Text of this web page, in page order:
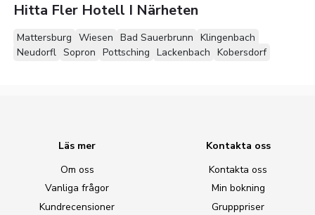
Hitta Fler Hotell I Närheten
Mattersburg Wiesen Bad Sauerbrunn Klingenbach
Neudorfl Sopron Pottsching Lackenbach Kobersdorf
Läs mer
Om oss
Vanliga frågor
Kundrecensioner
Kontakta oss
Kontakta oss
Min bokning
Grupppriser